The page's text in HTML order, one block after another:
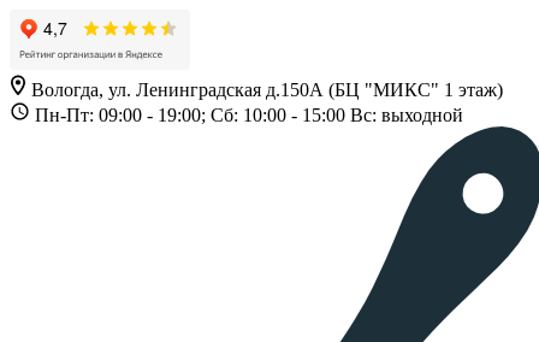
Вологда, ул. Ленинградская д.150А (БЦ "МИКС" 1 этаж)
Пн-Пт: 09:00 - 19:00; Сб: 10:00 - 15:00 Вс: выходной